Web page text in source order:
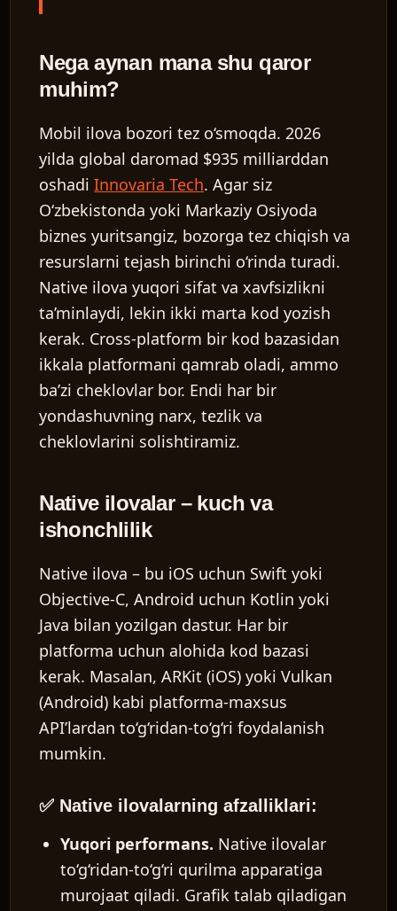
Nega aynan mana shu qaror
muhim?
Mobil ilova bozori tez o‘smoqda. 2026
yilda global daromad $935 milliarddan
oshadiInnovaria Tech. Agar siz
O‘zbekistonda yoki Markaziy Osiyoda
biznes yuritsangiz, bozorga tez chiqish va
resurslarni tejash birinchi o‘rinda turadi.
Native ilova yuqori sifat va xavfsizlikni
ta’minlaydi, lekin ikki marta kod yozish
kerak. Cross-platform bir kod bazasidan
ikkala platformani qamrab oladi, ammo
ba’zi cheklovlar bor. Endi har bir
yondashuvning narx, tezlik va
cheklovlarini solishtiramiz.
Native ilovalar – kuch va
ishonchlilik
Native ilova – bu iOS uchun Swift yoki
Objective-C, Android uchun Kotlin yoki
Java bilan yozilgan dastur. Har bir
platforma uchun alohida kod bazasi
kerak. Masalan, ARKit (iOS) yoki Vulkan
(Android) kabi platforma-maxsus
API’lardan to‘g‘ridan-to‘g‘ri foydalanish
mumkin.
✅ Native ilovalarning afzalliklari:
Yuqori performans. Native ilovalar
to‘g‘ridan-to‘g‘ri qurilma apparatiga
murojaat qiladi. Grafik talab qiladigan